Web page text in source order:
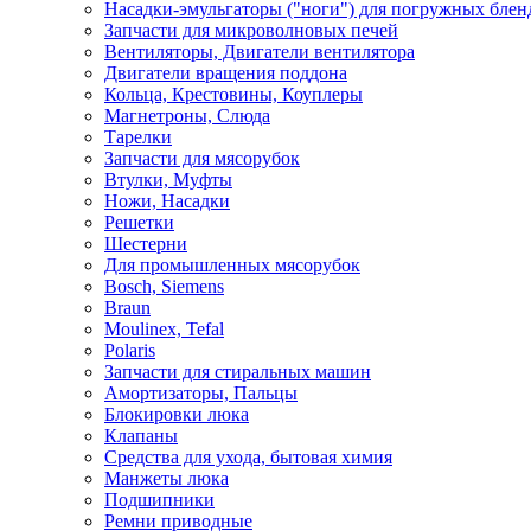
Насадки-эмульгаторы ("ноги") для погружных
Запчасти для микроволновых печей
Вентиляторы, Двигатели вентилятора
Двигатели вращения поддона
Кольца, Крестовины, Коуплеры
Магнетроны, Слюда
Тарелки
Запчасти для мясорубок
Втулки, Муфты
Ножи, Насадки
Решетки
Шестерни
Для промышленных мясорубок
Bosch, Siemens
Braun
Moulinex, Tefal
Polaris
Запчасти для стиральных машин
Амортизаторы, Пальцы
Блокировки люка
Клапаны
Средства для ухода, бытовая химия
Манжеты люка
Подшипники
Ремни приводные